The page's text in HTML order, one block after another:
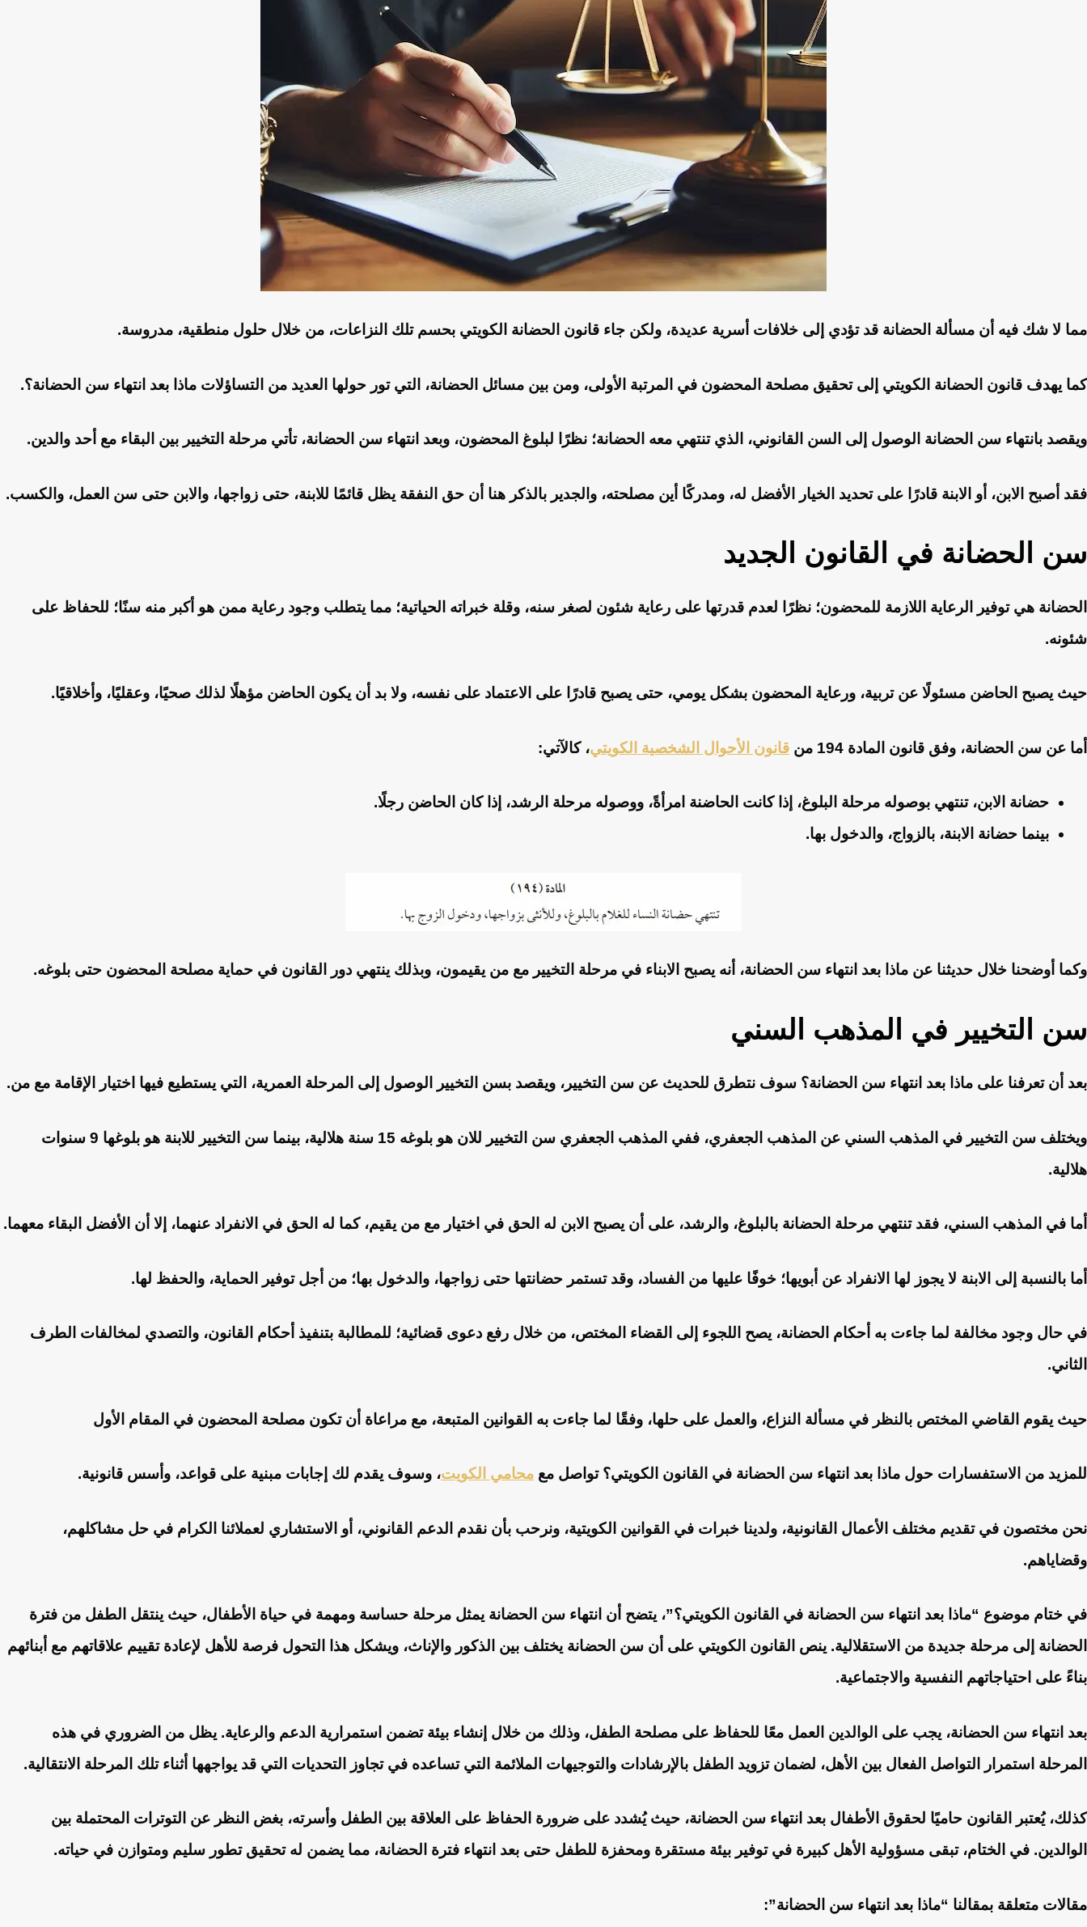
مما لا شك فيه أن مسألة الحضانة قد تؤدي إلى خلافات أسرية عديدة، ولكن جاء قانون الحضانة الكويتي بحسم تلك النزاعات، من خلال حلول منطقية، مدروسة.
كما يهدف قانون الحضانة الكويتي إلى تحقيق مصلحة المحضون في المرتبة الأولى، ومن بين مسائل الحضانة، التي تور حولها العديد من التساؤلات ماذا بعد انتهاء سن الحضانة؟.
ويقصد بانتهاء سن الحضانة الوصول إلى السن القانوني، الذي تنتهي معه الحضانة؛ نظرًا لبلوغ المحضون، وبعد انتهاء سن الحضانة، تأتي مرحلة التخيير بين البقاء مع أحد والدين.
فقد أصبح الابن، أو الابنة قادرًا على تحديد الخيار الأفضل له، ومدركًا أين مصلحته، والجدير بالذكر هنا أن حق النفقة يظل قائمًا للابنة، حتى زواجها، والابن حتى سن العمل، والكسب.
سن الحضانة في القانون الجديد
الحضانة هي توفير الرعاية اللازمة للمحضون؛ نظرًا لعدم قدرتها على رعاية شئون لصغر سنه، وقلة خبراته الحياتية؛ مما يتطلب وجود رعاية ممن هو أكبر منه سنًا؛ للحفاظ على
شئونه.
حيث يصبح الحاضن مسئولًا عن تربية، ورعاية المحضون بشكل يومي، حتى يصبح قادرًا على الاعتماد على نفسه، ولا بد أن يكون الحاضن مؤهلًا لذلك صحيًا، وعقليًا، وأخلاقيًا.
أما عن سن الحضانة، وفق قانون المادة 194 من قانون الأحوال الشخصية الكويتي، كالآتي:
حضانة الابن، تنتهي بوصوله مرحلة البلوغ، إذا كانت الحاضنة امرأةً، ووصوله مرحلة الرشد، إذا كان الحاضن رجلًا.
بينما حضانة الابنة، بالزواج، والدخول بها.
وكما أوضحنا خلال حديثنا عن ماذا بعد انتهاء سن الحضانة، أنه يصبح الابناء في مرحلة التخيير مع من يقيمون، وبذلك ينتهي دور القانون في حماية مصلحة المحضون حتى بلوغه.
سن التخيير في المذهب السني
بعد أن تعرفنا على ماذا بعد انتهاء سن الحضانة؟ سوف نتطرق للحديث عن سن التخيير، ويقصد بسن التخيير الوصول إلى المرحلة العمرية، التي يستطيع فيها اختيار الإقامة مع من.
ويختلف سن التخيير في المذهب السني عن المذهب الجعفري، ففي المذهب الجعفري سن التخيير للان هو بلوغه 15 سنة هلالية، بينما سن التخيير للابنة هو بلوغها 9 سنوات
هلالية.
أما في المذهب السني، فقد تنتهي مرحلة الحضانة بالبلوغ، والرشد، على أن يصبح الابن له الحق في اختيار مع من يقيم، كما له الحق في الانفراد عنهما، إلا أن الأفضل البقاء معهما.
أما بالنسبة إلى الابنة لا يجوز لها الانفراد عن أبويها؛ خوفًا عليها من الفساد، وقد تستمر حضانتها حتى زواجها، والدخول بها؛ من أجل توفير الحماية، والحفظ لها.
في حال وجود مخالفة لما جاءت به أحكام الحضانة، يصح اللجوء إلى القضاء المختص، من خلال رفع دعوى قضائية؛ للمطالبة بتنفيذ أحكام القانون، والتصدي لمخالفات الطرف
الثاني.
حيث يقوم القاضي المختص بالنظر في مسألة النزاع، والعمل على حلها، وفقًا لما جاءت به القوانين المتبعة، مع مراعاة أن تكون مصلحة المحضون في المقام الأول
للمزيد من الاستفسارات حول ماذا بعد انتهاء سن الحضانة في القانون الكويتي؟ تواصل مع محامي الكويت، وسوف يقدم لك إجابات مبنية على قواعد، وأسس قانونية.
نحن مختصون في تقديم مختلف الأعمال القانونية، ولدينا خبرات في القوانين الكويتية، ونرحب بأن نقدم الدعم القانوني، أو الاستشاري لعملائنا الكرام في حل مشاكلهم،
وقضاياهم.
في ختام موضوع “ماذا بعد انتهاء سن الحضانة في القانون الكويتي؟”، يتضح أن انتهاء سن الحضانة يمثل مرحلة حساسة ومهمة في حياة الأطفال، حيث ينتقل الطفل من فترة
الحضانة إلى مرحلة جديدة من الاستقلالية. ينص القانون الكويتي على أن سن الحضانة يختلف بين الذكور والإناث، ويشكل هذا التحول فرصة للأهل لإعادة تقييم علاقاتهم مع أبنائهم
بناءً على احتياجاتهم النفسية والاجتماعية.
بعد انتهاء سن الحضانة، يجب على الوالدين العمل معًا للحفاظ على مصلحة الطفل، وذلك من خلال إنشاء بيئة تضمن استمرارية الدعم والرعاية. يظل من الضروري في هذه
المرحلة استمرار التواصل الفعال بين الأهل، لضمان تزويد الطفل بالإرشادات والتوجيهات الملائمة التي تساعده في تجاوز التحديات التي قد يواجهها أثناء تلك المرحلة الانتقالية.
كذلك، يُعتبر القانون حاميًا لحقوق الأطفال بعد انتهاء سن الحضانة، حيث يُشدد على ضرورة الحفاظ على العلاقة بين الطفل وأسرته، بغض النظر عن التوترات المحتملة بين
الوالدين. في الختام، تبقى مسؤولية الأهل كبيرة في توفير بيئة مستقرة ومحفزة للطفل حتى بعد انتهاء فترة الحضانة، مما يضمن له تحقيق تطور سليم ومتوازن في حياته.
مقالات متعلقة بمقالنا “ماذا بعد انتهاء سن الحضانة”: